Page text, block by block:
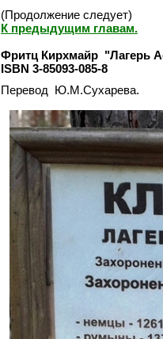
(Продолжение следует)
К предыдущим главам.
Фритц Кирхмайр "Лагерь
ISBN 3-85093-085-8
Перевод Ю.М.Сухарева.